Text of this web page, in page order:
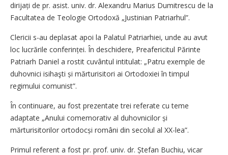
dirijați de pr. asist. univ. dr. Alexandru Marius Dumitrescu de la
Facultatea de Teologie Ortodoxă „Justinian Patriarhul”.
Clericii s-au deplasat apoi la Palatul Patriarhiei, unde au avut
loc lucrările conferinței. În deschidere, Preafericitul Părinte
Patriarh Daniel a rostit cuvântul intitulat: „Patru exemple de
duhovnici isihaşti și mărturisitori ai Ortodoxiei în timpul
regimului comunist”.
În continuare, au fost prezentate trei referate cu teme
adaptate „Anului comemorativ al duhovnicilor și
mărturisitorilor ortodocși români din secolul al XX-lea”.
Primul referent a fost pr. prof. univ. dr. Ștefan Buchiu, vicar